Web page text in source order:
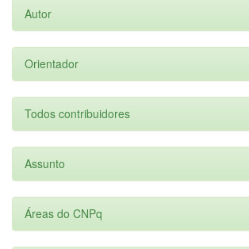
Autor
Orientador
Todos contribuidores
Assunto
Áreas do CNPq